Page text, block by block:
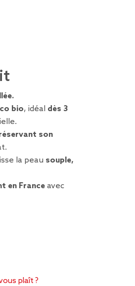
bio, idéal dès 3
son
la peau souple,
en France avec
plaît ?